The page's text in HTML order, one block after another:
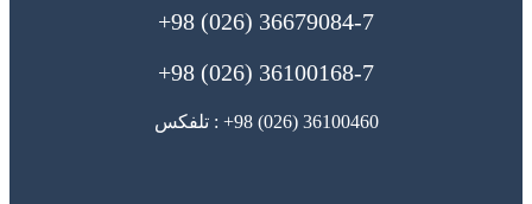
36679084-7 (026) 98+
36100168-7 (026) 98+
36100460 (026) 98+ : تلفکس